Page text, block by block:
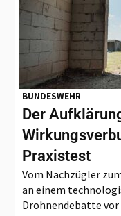
BUNDESWEHR
Der
Praxistest
Vom Nachzügler
an einem
Drohnendebatte